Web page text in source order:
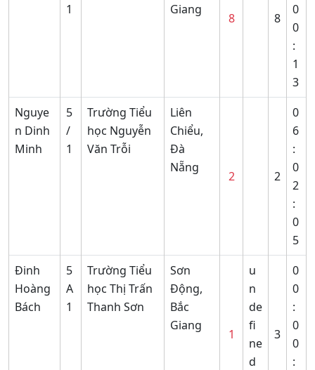
1 Giang
8 8
0
0
:
1
3
Nguye
n Dinh
Minh
5
/
1
Trường Tiểu
học Nguyễn
Văn Trỗi
Liên
Chiểu,
Đà
Nẵng
2 2
0
6
:
0
2
:
0
5
Đinh
Hoàng
Bách
5
A
1
Trường Tiểu
học Thị Trấn
Thanh Sơn
Sơn
Động,
Bắc
Giang
1
u
n
de
fi
ne
d
3
0
0
:
0
0
: